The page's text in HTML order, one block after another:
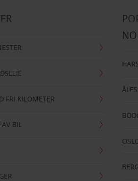
FRI KILOMETER
AV BIL